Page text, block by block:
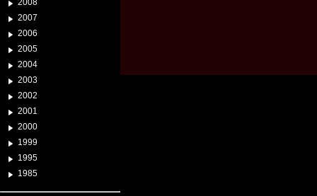
2008
2007
2006
2005
2004
2003
2002
2001
2000
1999
1995
1985